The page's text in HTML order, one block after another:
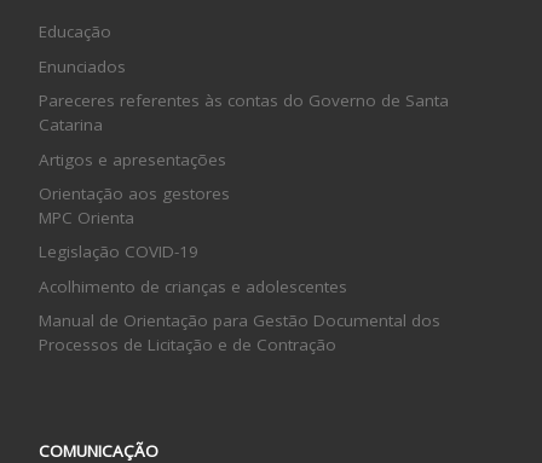
Educação
Enunciados
Pareceres referentes às contas do Governo de Santa
Catarina
Artigos e apresentações
Orientação aos gestores
MPC Orienta
Legislação COVID-19
Acolhimento de crianças e adolescentes
Manual de Orientação para Gestão Documental dos
Processos de Licitação e de Contração
COMUNICAÇÃO